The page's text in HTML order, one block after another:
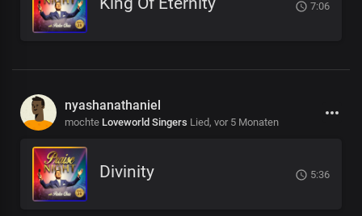
7:06
nyashanathaniel
mochte Loveworld Singers Lied, vor 5 Monaten
Divinity 5:36